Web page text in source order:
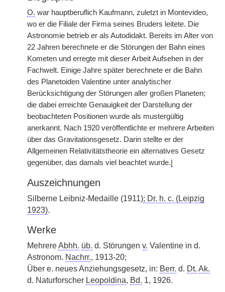
O. war hauptberuflich Kaufmann, zuletzt in Montevideo,
wo er die Filiale der Firma seines Bruders leitete. Die
Astronomie betrieb er als Autodidakt. Bereits im Alter von
22 Jahren berechnete er die Störungen der Bahn eines
Kometen und erregte mit dieser Arbeit Aufsehen in der
Fachwelt. Einige Jahre später berechnete er die Bahn
des Planetoiden Valentine unter analytischer
Berücksichtigung der Störungen aller großen Planeten;
die dabei erreichte Genauigkeit der Darstellung der
beobachteten Positionen wurde als mustergültig
anerkannt. Nach 1920 veröffentlichte er mehrere Arbeiten
über das Gravitationsgesetz. Darin stellte er der
Allgemeinen Relativitätstheorie ein alternatives Gesetz
gegenüber, das damals viel beachtet wurde.
Auszeichnungen
Silberne Leibniz-Medaille (1911); Dr. h. c. (Leipzig
1923).
Werke
MehrereAbhh. üb. d. Störungen v. Valentine in d.
Astronom. Nachrr., 1913-20;
Über e. neues Anziehungsgesetz, in: Berr. d. Dt. Ak.
d. Naturforscher Leopoldina, Bd. 1, 1926.